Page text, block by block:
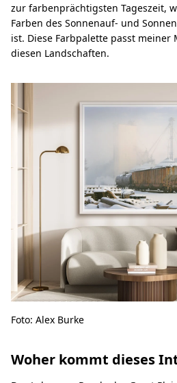
zur farbenprächtigsten Tageszeit,
Farben des Sonnenauf- und
ist. Diese Farbpalette passt meiner
diesen Landschaften.
Foto: Alex Burke
Woher kommt dieses